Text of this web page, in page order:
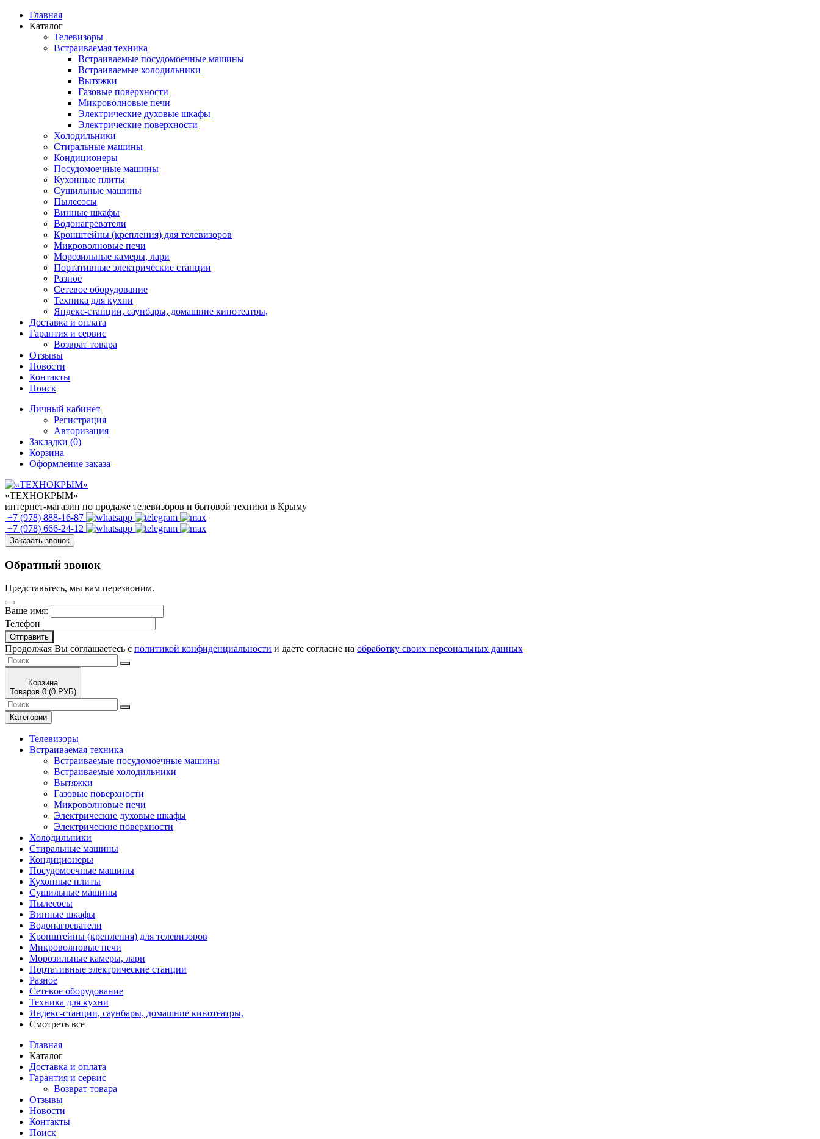
Главная
Каталог
Телевизоры
Встраиваемая техника
Встраиваемые посудомоечные машины
Встраиваемые холодильники
Вытяжки
Газовые поверхности
Микроволновые печи
Электрические духовые шкафы
Электрические поверхности
Холодильники
Стиральные машины
Кондиционеры
Посудомоечные машины
Кухонные плиты
Сушильные машины
Пылесосы
Винные шкафы
Водонагреватели
Кронштейны (крепления) для телевизоров
Микроволновые печи
Морозильные камеры, лари
Портативные электрические станции
Разное
Сетевое оборудование
Техника для кухни
Яндекс-станции, саунбары, домашние кинотеатры,
Доставка и оплата
Гарантия и сервис
Возврат товара
Отзывы
Новости
Контакты
Поиск
Личный кабинет
Регистрация
Авторизация
Закладки (0)
Корзина
Оформление заказа
«ТЕХНОКРЫМ»
интернет-магазин по продаже телевизоров и бытовой техники в Крыму
+7 (978) 888-16-87
+7 (978) 666-24-12
Заказать звонок
Обратный звонок
Представьтесь, мы вам перезвоним.
Ваше имя:
Телефон
Отправить
Продолжая Вы соглашаетесь с политикой конфиденциальности и даете согласие на обработку своих персональных данных
Корзина
Товаров 0 (0 РУБ)
Категории
Телевизоры
Встраиваемая техника
Встраиваемые посудомоечные машины
Встраиваемые холодильники
Вытяжки
Газовые поверхности
Микроволновые печи
Электрические духовые шкафы
Электрические поверхности
Холодильники
Стиральные машины
Кондиционеры
Посудомоечные машины
Кухонные плиты
Сушильные машины
Пылесосы
Винные шкафы
Водонагреватели
Кронштейны (крепления) для телевизоров
Микроволновые печи
Морозильные камеры, лари
Портативные электрические станции
Разное
Сетевое оборудование
Техника для кухни
Яндекс-станции, саунбары, домашние кинотеатры,
Смотреть все
Главная
Каталог
Доставка и оплата
Гарантия и сервис
Возврат товара
Отзывы
Новости
Контакты
Поиск